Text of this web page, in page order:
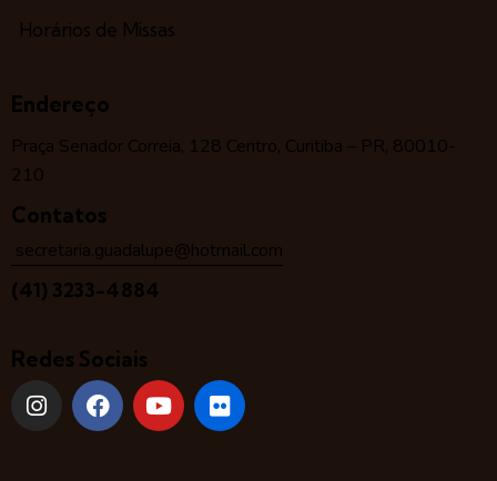
Horários de Missas
Endereço
Praça Senador Correia, 128 Centro, Curitiba – PR, 80010-
210
Contatos
secretaria.guadalupe@hotmail.com
(41) 3233-4884
Redes Sociais